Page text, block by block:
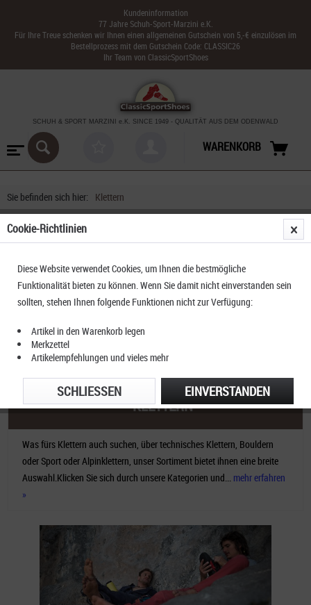
Kundeninformation
77 Jahre Schuh-Sport-Marzini e.K.
Für Ihre Treue schenken wir Ihnen einen allgemeinen Gutschein von 5,-€ einzulösen im
Bestellprozess mit dem Gutschein Code: CLASSIC26
Ihr Team von ClassicSportShoes
SCHUH & SPORT MARZINI e.K. SINCE 1949 - QUALITÄT AUS DEM ODENWALD
WARENKORB
Sie befinden sich hier: Klettern
KLETTERN
Was fürs Klettern auch suchen, über technisches Klettern, Bouldern
oder Sport oder Alpinklettern, unser Sortiment bietet ihnen eine breite
Auswahl.Klicken Sie sich durch unsere Kategorien und... mehr erfahren
»
Cookie-Richtlinien
Diese Website verwendet Cookies, um Ihnen die bestmögliche
Funktionalität bieten zu können. Wenn Sie damit nicht einverstanden sein
sollten, stehen Ihnen folgende Funktionen nicht zur Verfügung:
Artikel in den Warenkorb legen
Merkzettel
Artikelempfehlungen und vieles mehr
EINVERSTANDEN
SCHLIESSEN